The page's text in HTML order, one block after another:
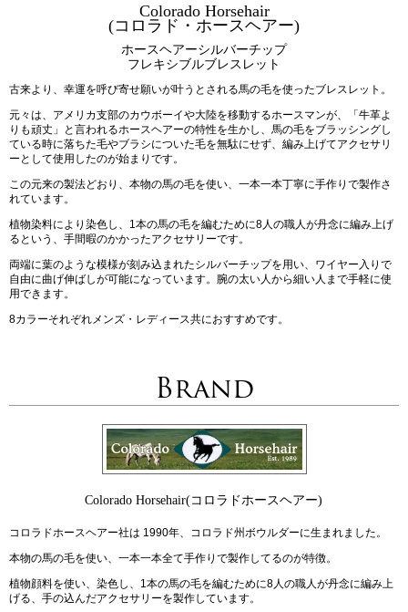
Colorado Horsehair
(コロラド・ホースヘアー)
ホースヘアーシルバーチップ
フレキシブルブレスレット
古来より、幸運を呼び寄せ願いが叶うとされる馬の毛を使ったブレスレット。
元々は、アメリカ支部のカウボーイや大陸を移動するホースマンが、「牛革よ
りも頑丈」と言われるホースヘアーの特性を生かし、馬の毛をブラッシングし
ている時に落ちた毛やブラシについた毛を無駄にせず、編み上げてアクセサリ
ーとして使用したのが始まりです。
この元来の製法どおり、本物の馬の毛を使い、一本一本丁寧に手作りで製作さ
れています。
植物染料により染色し、1本の馬の毛を編むために8人の職人が丹念に編み上げ
るという、手間暇のかかったアクセサリーです。
両端に葉のような模様が刻み込まれたシルバーチップを用い、ワイヤー入りで
自由に曲げ伸ばしが可能になっています。腕の太い人から細い人まで手軽に使
用できます。
8カラーそれぞれメンズ・レディース共におすすめです。
Brand
Colorado Horsehair(コロラドホースヘアー)
コロラドホースヘアー社は 1990年、コロラド州ボウルダーに生まれました。
本物の馬の毛を使い、一本一本全て手作りで製作してるのが特徴。
植物顔料を使い、染色し、1本の馬の毛を編むために8人の職人が丹念に編み上
げる、手の込んだアクセサリーを製作しています。